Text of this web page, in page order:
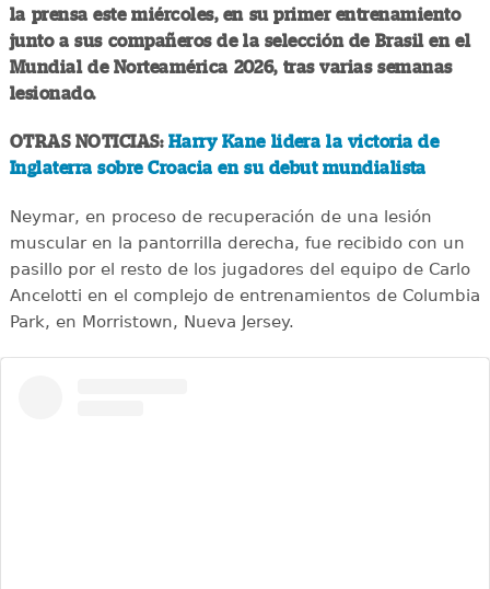
la prensa este miércoles, en su primer entrenamiento
junto a sus compañeros de la selección de Brasil en el
Mundial de Norteamérica 2026, tras varias semanas
lesionado.
OTRAS NOTICIAS: Harry Kane lidera la victoria de
Inglaterra sobre Croacia en su debut mundialista
Neymar, en proceso de recuperación de una lesión
muscular en la pantorrilla derecha, fue recibido con un
pasillo por el resto de los jugadores del equipo de Carlo
Ancelotti en el complejo de entrenamientos de Columbia
Park, en Morristown, Nueva Jersey.